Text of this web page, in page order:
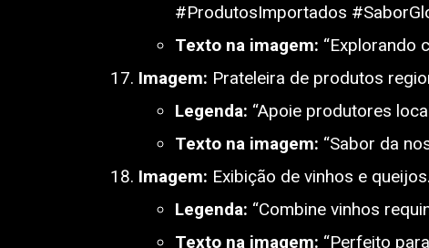
#ProdutosImportados
Texto na imagem: “Explorando
Imagem: Prateleira de produtos
Legenda: “Apoie produtores
Texto na imagem: “Sabor da
Imagem: Exibição de vinhos e queijos.
Legenda: “Combine vinhos
Texto na imagem: “Perfeito